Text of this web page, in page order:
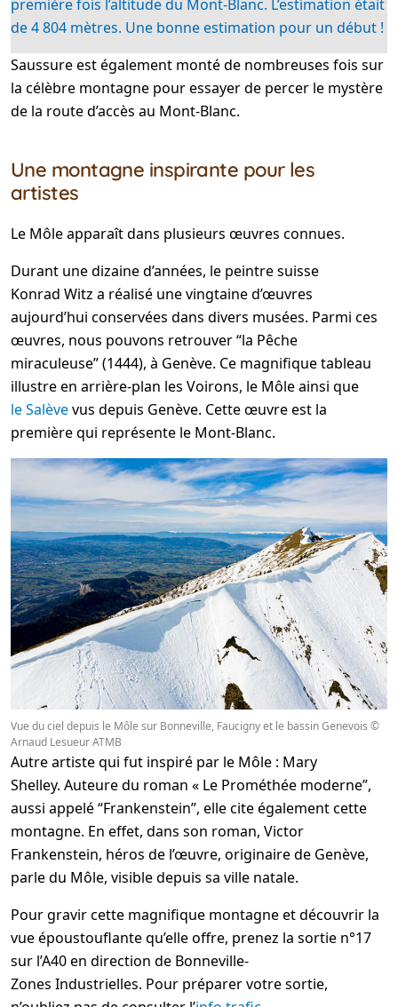
première fois l’altitude du Mont-Blanc. L’estimation était
de 4 804 mètres. Une bonne estimation pour un début !
Saussure est également monté de nombreuses fois sur
la célèbre montagne pour essayer de percer le mystère
de la route d’accès au Mont-Blanc.
Une montagne inspirante pour les
artistes
Le Môle apparaît dans plusieurs œuvres connues.
Durant une dizaine d’années, le peintre suisse
Konrad Witz a réalisé une vingtaine d’œuvres
aujourd’hui conservées dans divers musées. Parmi ces
œuvres, nous pouvons retrouver “la Pêche
miraculeuse” (1444), à Genève. Ce magnifique tableau
illustre en arrière-plan les Voirons, le Môle ainsi que
le Salèvevus depuis Genève. Cette œuvre est la
première qui représente le Mont-Blanc.
Vue du ciel depuis le Môle sur Bonneville, Faucigny et le bassin Genevois ©
Arnaud Lesueur ATMB
Autre artiste qui fut inspiré par le Môle : Mary
Shelley. Auteure du roman « Le Prométhée moderne”,
aussi appelé “Frankenstein”, elle cite également cette
montagne. En effet, dans son roman, Victor
Frankenstein, héros de l’œuvre, originaire de Genève,
parle du Môle, visible depuis sa ville natale.
Pour gravir cette magnifique montagne et découvrir la
vue époustouflante qu’elle offre, prenez la sortie n°17
sur l’A40 en direction de Bonneville-
Zones Industrielles. Pour préparer votre sortie,